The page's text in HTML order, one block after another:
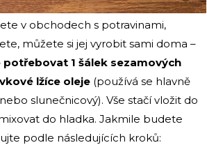
v obchodech s potravinami,
můžete si jej vyrobit sami doma –
1 šálek sezamových
lžíce oleje (používá se hlavně
slunečnicový). Vše stačí vložit do
do hladka. Jakmile budete
podle následujících kroků: